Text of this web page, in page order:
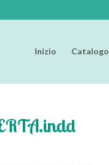
Inizio Catalogo